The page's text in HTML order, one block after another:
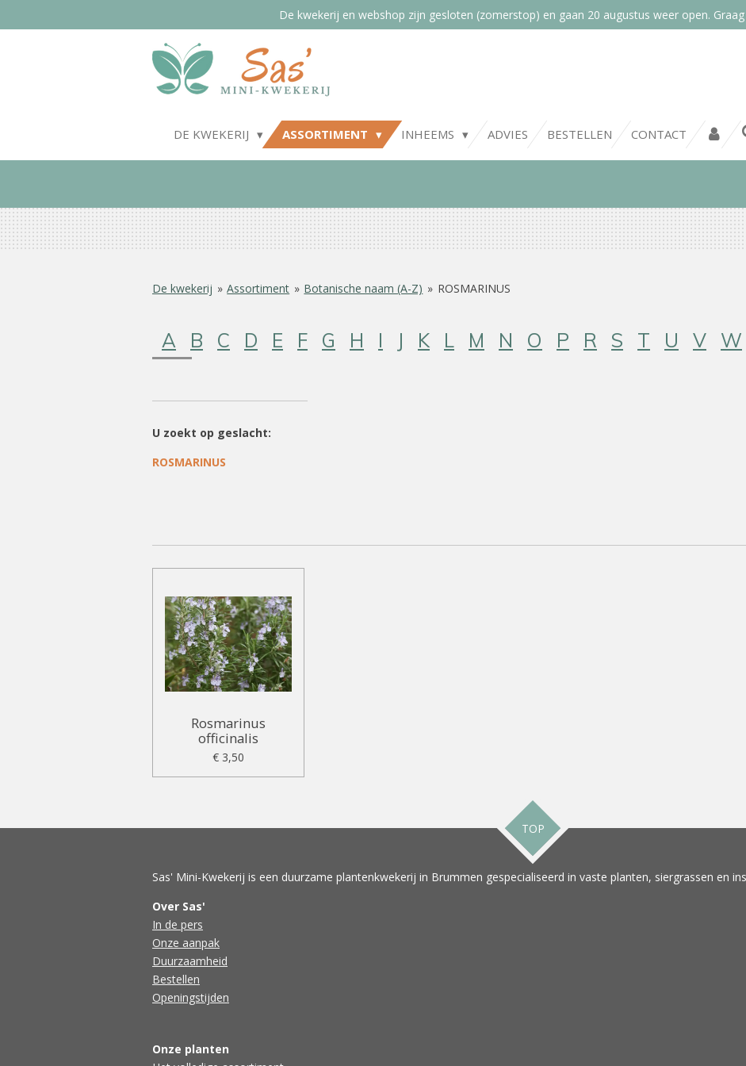
De kwekerij en webshop zijn gesloten (zomerstop) en gaan 20 augustus weer open.
DE KWEKERIJ ASSORTIMENT INHEEMS ADVIES BESTELLEN CONTACT
De kwekerij » Assortiment » Botanische naam (A-Z) » ROSMARINUS
A B C D E F G H I J K L M N O P R S T U V W
U zoekt op geslacht:
ROSMARINUS
Rosmarinus
officinalis
€ 3,50
TOP
Sas' Mini-Kwekerij is een duurzame plantenkwekerij in Brummen gespecialiseerd in vaste planten, siergrassen en
Over Sas'
In de pers
Onze aanpak
Duurzaamheid
Bestellen
Openingstijden
Onze planten